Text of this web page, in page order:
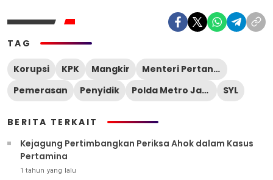
TAG
Korupsi KPK Mangkir
Menteri Pertanian
Pemerasan
Penyidik Polda Metro Jaya SYL
BERITA TERKAIT
Kejagung Pertimbangkan Periksa Ahok dalam Kasus
Pertamina
1 tahun yang lalu